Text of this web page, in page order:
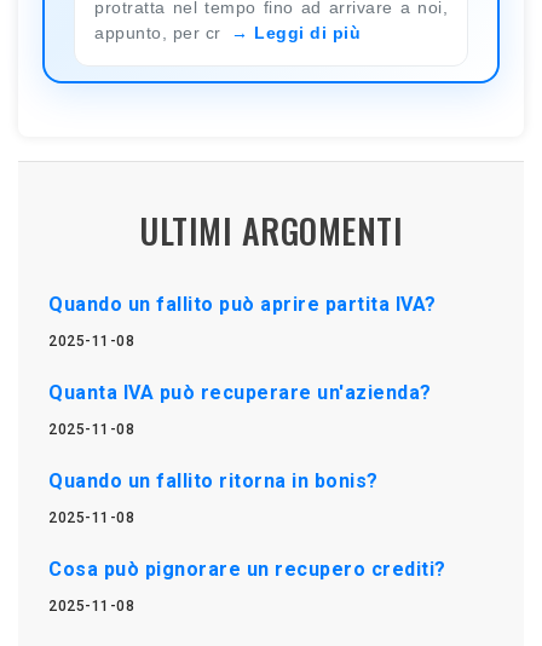
protratta nel tempo fino ad arrivare a noi,
appunto, per cr
Leggi di più
ULTIMI ARGOMENTI
Quando un fallito può aprire partita IVA?
2025-11-08
Quanta IVA può recuperare un'azienda?
2025-11-08
Quando un fallito ritorna in bonis?
2025-11-08
Cosa può pignorare un recupero crediti?
2025-11-08